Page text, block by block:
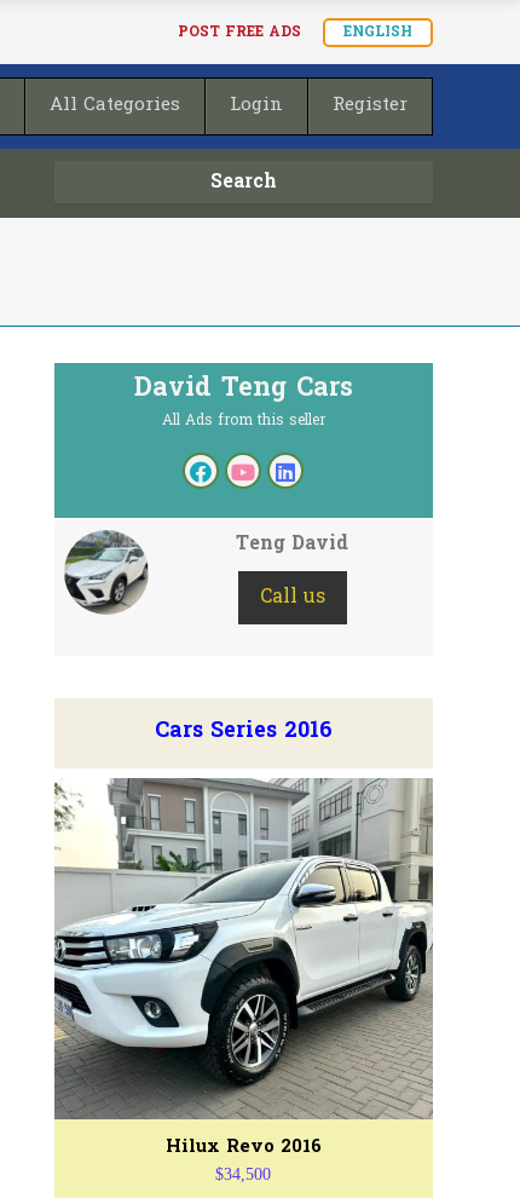
POST FREE ADS ENGLISH
All Categories Login Register
Search
David Teng Cars
All Ads from this seller
Teng David
Call us
Cars Series 2016
Hilux Revo 2016
$34,500